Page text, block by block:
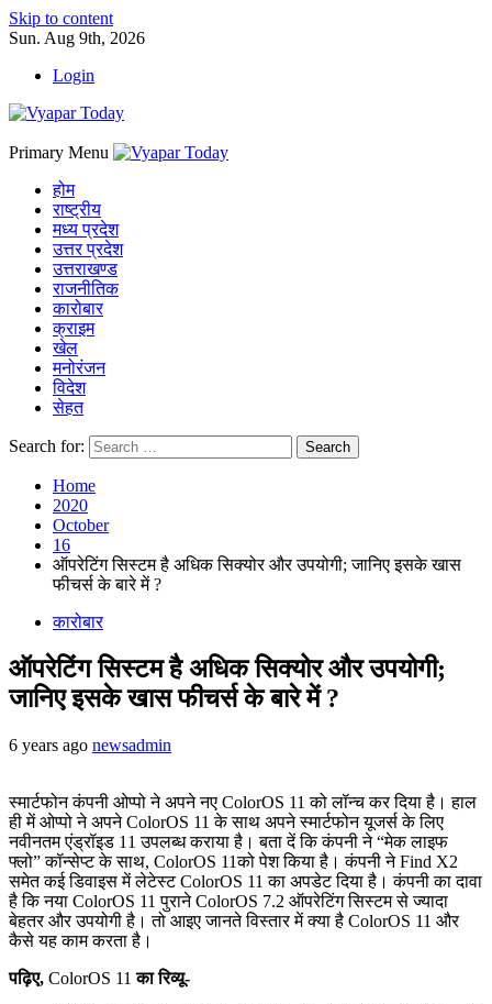
Skip to content
Sun. Aug 9th, 2026
Login
Primary Menu
होम
राष्ट्रीय
मध्य प्रदेश
उत्तर प्रदेश
उत्तराखण्ड
राजनीतिक
कारोबार
क्राइम
खेल
मनोरंजन
विदेश
सेहत
Search for:
Home
2020
October
16
ऑपरेटिंग सिस्टम है अधिक सिक्योर और उपयोगी; जानिए इसके खास
फीचर्स के बारे में ?
कारोबार
ऑपरेटिंग सिस्टम है अधिक सिक्योर और उपयोगी;
जानिए इसके खास फीचर्स के बारे में ?
6 years ago newsadmin
स्मार्टफोन कंपनी ओप्पो ने अपने नए ColorOS 11 को लॉन्च कर दिया है। हाल
ही में ओप्पो ने अपने ColorOS 11 के साथ अपने स्मार्टफोन यूजर्स के लिए
नवीनतम एंड्रॉइड 11 उपलब्ध कराया है। बता दें कि कंपनी ने “मेक लाइफ
फ्लो” कॉन्सेप्ट के साथ, ColorOS 11को पेश किया है। कंपनी ने Find X2
समेत कई डिवाइस में लेटेस्ट ColorOS 11 का अपडेट दिया है। कंपनी का दावा
है कि नया ColorOS 11 पुराने ColorOS 7.2 ऑपरेटिंग सिस्टम से ज्यादा
बेहतर और उपयोगी है। तो आइए जानते विस्तार में क्या है ColorOS 11 और
कैसे यह काम करता है।
पढ़िए, ColorOS 11 का रिव्यू-